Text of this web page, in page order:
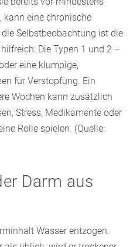
kann eine chronische
Selbstbeobachtung ist die
Die Typen 1 und 2 –
eine klumpige,
für Verstopfung. Ein
Wochen kann zusätzlich
Stress, Medikamente oder
Rolle spielen. (Quelle:
Darm aus
Wasser entzogen.